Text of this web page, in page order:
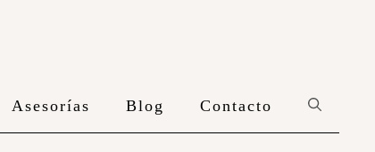
Asesorías Blog Contacto